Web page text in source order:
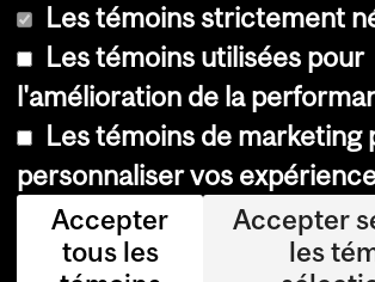
Copyright © 2026 McGill
Accessibilité
Avis sur les témoins
Paramètres des témoins
Les témoins strictement
Les témoins utilisées pour
l'amélioration de la
Les témoins de marketing
personnaliser vos
Accepter
tous les
Accepter
les